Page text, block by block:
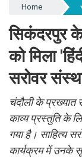
Home
सिकंदरपुर के
को मिला
सरोवर
चंदौली के प्रख्यात
काव्य प्रस्तुति के
गया है। साहित्य
कार्यक्रम में उनके